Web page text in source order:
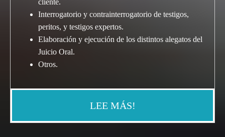
cliente.
Interrogatorio y contrainterrogatorio de testigos,
peritos, y testigos expertos.
Elaboración y ejecución de los distintos alegatos del
Juicio Oral.
Otros.
LEE MÁS!